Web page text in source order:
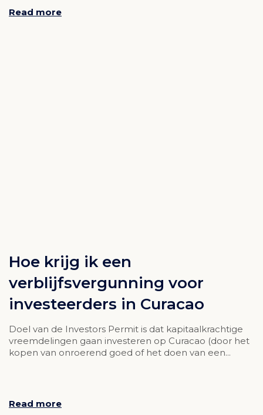
Read more
Hoe krijg ik een
verblijfsvergunning voor
investeerders in Curacao
Doel van de Investors Permit is dat kapitaalkrachtige
vreemdelingen gaan investeren op Curacao (door het
kopen van onroerend goed of het doen van een...
Read more